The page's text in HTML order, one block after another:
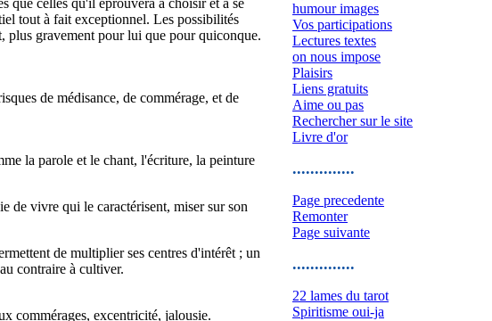
que celles qu'il éprouvera à choisir et à se
tout à fait exceptionnel. Les possibilités
plus gravement pour lui que pour quiconque.
de médisance, de commérage, et de
la parole et le chant, l'écriture, la peinture
de vivre qui le caractérisent, miser sur son
de multiplier ses centres d'intérêt ; un
contraire à cultiver.
commérages, excentricité, jalousie.
humour images
Vos participations
Lectures textes
on nous impose
Plaisirs
Liens gratuits
Aime ou pas
Rechercher sur le site
Livre d'or
..............
Page precedente
Remonter
Page suivante
..............
22 lames du tarot
Spiritisme oui-ja